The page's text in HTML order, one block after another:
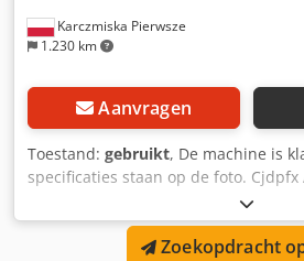
Karczmiska Pierwsze
1.230 km
Aanvragen
Toestand: gebruikt, De machine is
specificaties staan op de foto.
Zoekopdracht